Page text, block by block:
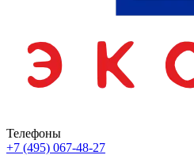
Телефоны
+7 (495) 067-48-27